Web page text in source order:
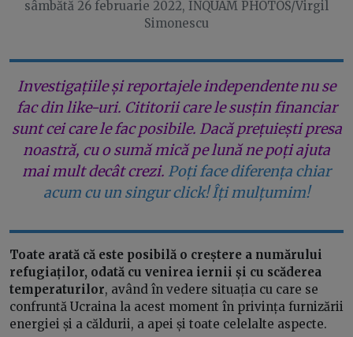
sâmbătă 26 februarie 2022, INQUAM PHOTOS/Virgil
Simonescu
Investigațiile și reportajele independente nu se
fac din like-uri. Cititorii care le susțin financiar
sunt cei care le fac posibile. Dacă prețuiești presa
noastră, cu o sumă mică pe lună ne poți ajuta
mai mult decât crezi. Poți face diferența chiar
acum cu un singur click! Îți mulțumim!
Toate arată că este posibilă o creștere a numărului
refugiaților, odată cu venirea iernii și cu scăderea
temperaturilor, având în vedere situația cu care se
confruntă Ucraina la acest moment în privința furnizării
energiei și a căldurii, a apei și toate celelalte aspecte.